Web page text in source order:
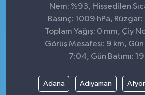
Nem: %93, Hissedilen
Basınç: 1009 hPa,
Toplam Yağış: 0 mm, Çiy
Görüş Mesafesi: 9 km,
7:04, Gün Batımı:
Adana Adıyaman